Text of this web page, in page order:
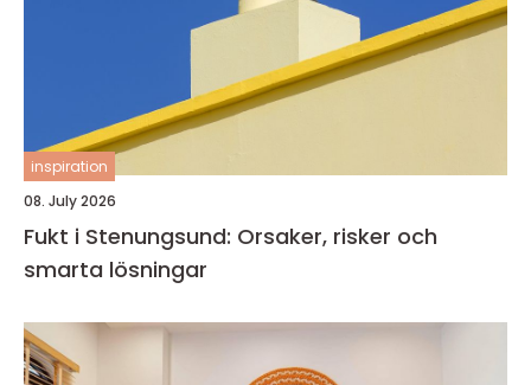
inspiration
08. July 2026
Fukt i Stenungsund: Orsaker, risker och
smarta lösningar